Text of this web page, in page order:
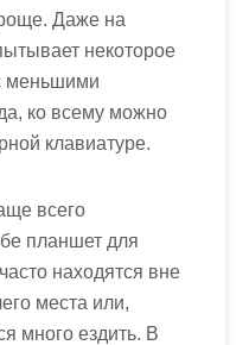
Даже на
некоторое
меньшими
ко всему можно
клавиатуре.
всего
планшет для
находятся вне
места или,
много ездить. В